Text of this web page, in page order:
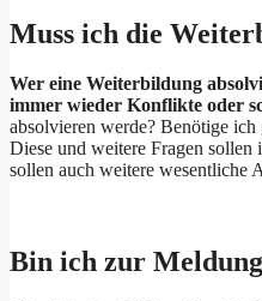
Muss ich die
Wer eine Weiterbildung
immer wieder Konflikte oder
absolvieren werde? Benötige ich
Diese und weitere Fragen
sollen auch weitere wesentliche
Bin ich zur